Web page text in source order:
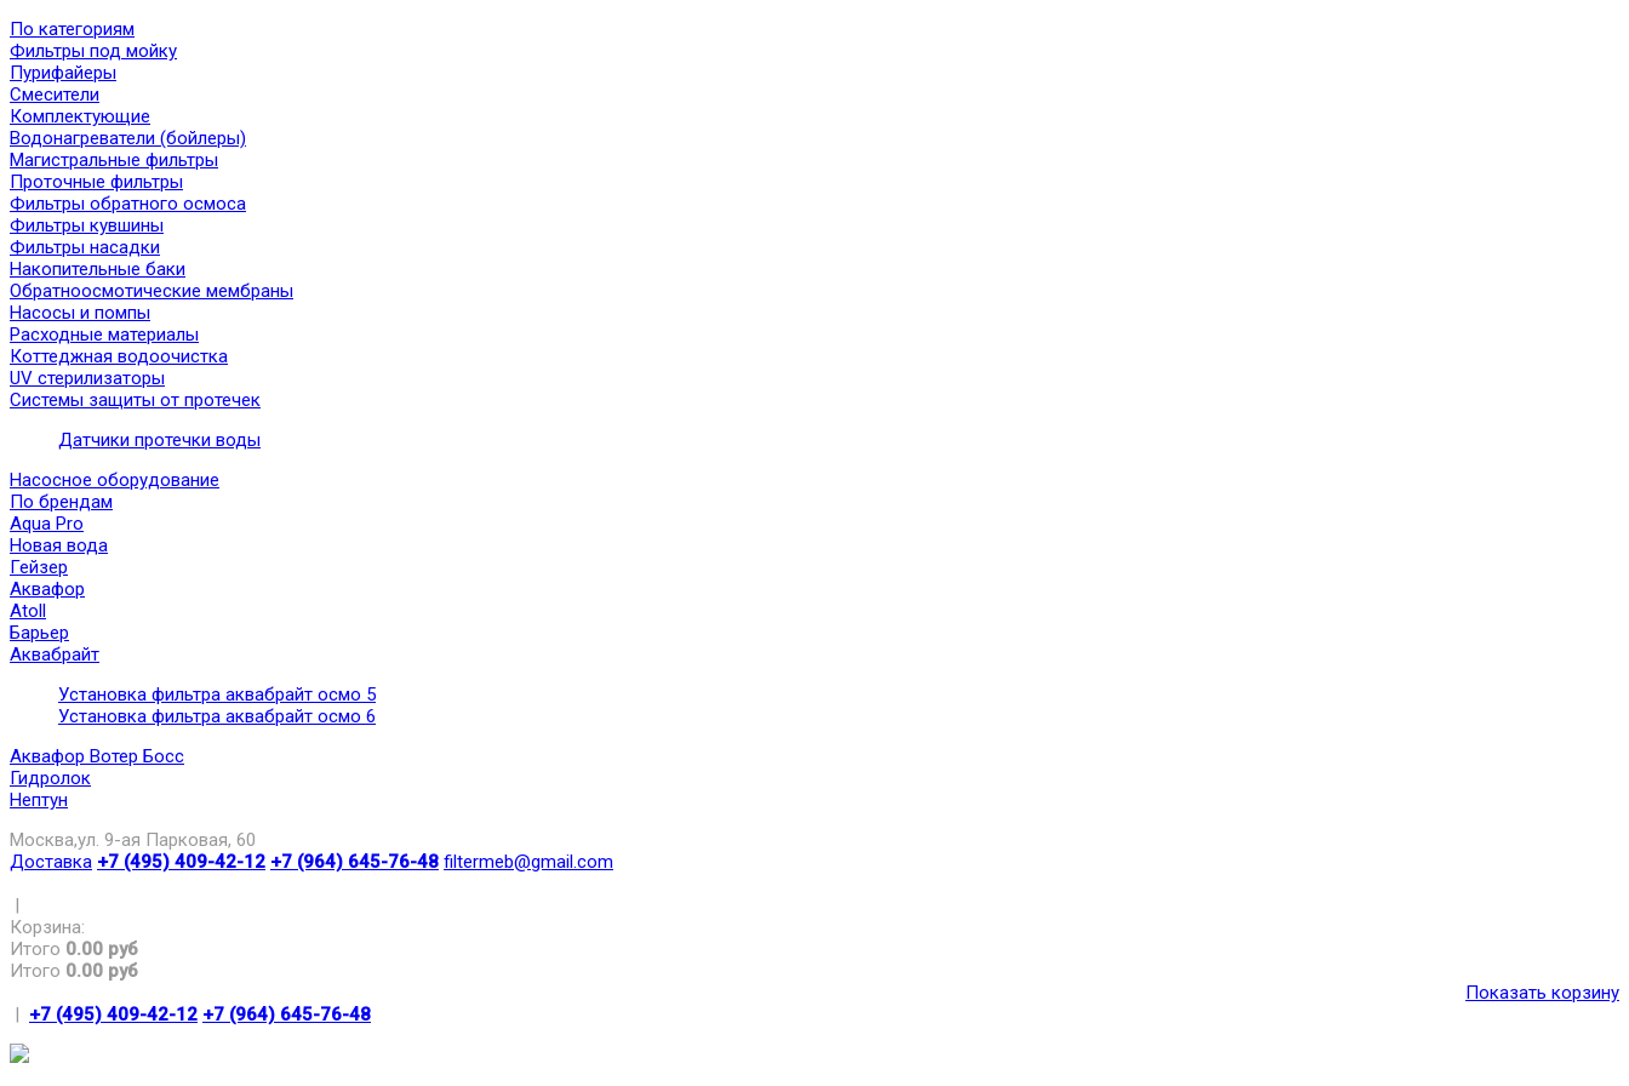
По категориям
Фильтры под мойку
Пурифайеры
Смесители
Комплектующие
Водонагреватели (бойлеры)
Магистральные фильтры
Проточные фильтры
Фильтры обратного осмоса
Фильтры кувшины
Фильтры насадки
Накопительные баки
Обратноосмотические мембраны
Насосы и помпы
Расходные материалы
Коттеджная водоочистка
UV стерилизаторы
Системы защиты от протечек
Датчики протечки воды
Насосное оборудование
По брендам
Aqua Pro
Новая вода
Гейзер
Аквафор
Atoll
Барьер
Аквабрайт
Установка фильтра аквабрайт осмо 5
Установка фильтра аквабрайт осмо 6
Аквафор Вотер Босс
Гидролок
Нептун
Москва,ул. 9-ая Парковая, 60
Доставка +7 (495) 409-42-12 +7 (964) 645-76-48 filtermeb@gmail.com
|
Корзина:
Итого 0.00 руб
Итого 0.00 руб
Показать корзину
| +7 (495) 409-42-12 +7 (964) 645-76-48